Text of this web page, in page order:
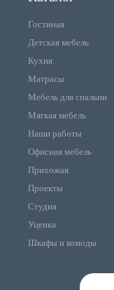
Гостиная
Детская мебель
Кухня
Матрасы
Мебель для спальни
Мягкая мебель
Наши работы
Офисная мебель
Прихожая
Проекты
Студия
Уценка
Шкафы и комоды